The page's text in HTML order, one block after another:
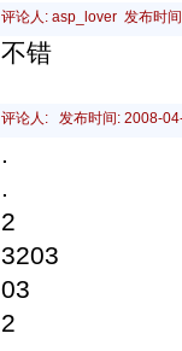
评论人: asp_lover 发布时
不错
评论人: 发布时间: 2008-
.
.
2
3203
03
2